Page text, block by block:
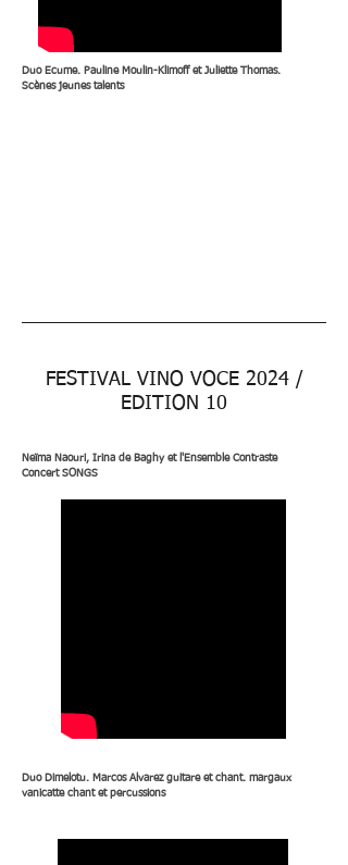
Duo Ecume. Pauline Moulin-Klimoff et Juliette Thomas.
Scènes jeunes talents
FESTIVAL VINO VOCE 2024 /
EDITION 10
Neïma Naouri, Irina de Baghy et l'Ensemble Contraste
Concert SONGS
Duo Dimelotu. Marcos Alvarez guitare et chant. margaux
vanicatte chant et percussions